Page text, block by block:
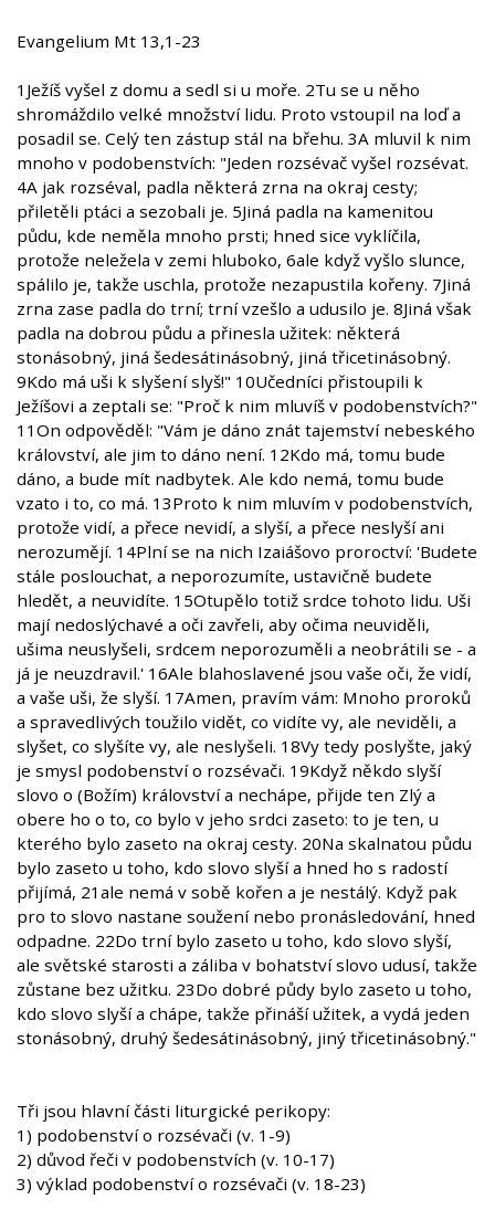
Evangelium Mt 13,1-23
1Ježíš vyšel z domu a sedl si u moře. 2Tu se u něho
shromáždilo velké množství lidu. Proto vstoupil na loď a
posadil se. Celý ten zástup stál na břehu. 3A mluvil k nim
mnoho v podobenstvích: "Jeden rozsévač vyšel rozsévat.
4A jak rozséval, padla některá zrna na okraj cesty;
přiletěli ptáci a sezobali je. 5Jiná padla na kamenitou
půdu, kde neměla mnoho prsti; hned sice vyklíčila,
protože neležela v zemi hluboko, 6ale když vyšlo slunce,
spálilo je, takže uschla, protože nezapustila kořeny. 7Jiná
zrna zase padla do trní; trní vzešlo a udusilo je. 8Jiná však
padla na dobrou půdu a přinesla užitek: některá
stonásobný, jiná šedesátinásobný, jiná třicetinásobný.
9Kdo má uši k slyšení slyš!" 10Učedníci přistoupili k
Ježíšovi a zeptali se: "Proč k nim mluvíš v podobenstvích?"
11On odpověděl: "Vám je dáno znát tajemství nebeského
království, ale jim to dáno není. 12Kdo má, tomu bude
dáno, a bude mít nadbytek. Ale kdo nemá, tomu bude
vzato i to, co má. 13Proto k nim mluvím v podobenstvích,
protože vidí, a přece nevidí, a slyší, a přece neslyší ani
nerozumějí. 14Plní se na nich Izaiášovo proroctví: 'Budete
stále poslouchat, a neporozumíte, ustavičně budete
hledět, a neuvidíte. 15Otupělo totiž srdce tohoto lidu. Uši
mají nedoslýchavé a oči zavřeli, aby očima neuviděli,
ušima neuslyšeli, srdcem neporozuměli a neobrátili se - a
já je neuzdravil.' 16Ale blahoslavené jsou vaše oči, že vidí,
a vaše uši, že slyší. 17Amen, pravím vám: Mnoho proroků
a spravedlivých toužilo vidět, co vidíte vy, ale neviděli, a
slyšet, co slyšíte vy, ale neslyšeli. 18Vy tedy poslyšte, jaký
je smysl podobenství o rozsévači. 19Když někdo slyší
slovo o (Božím) království a nechápe, přijde ten Zlý a
obere ho o to, co bylo v jeho srdci zaseto: to je ten, u
kterého bylo zaseto na okraj cesty. 20Na skalnatou půdu
bylo zaseto u toho, kdo slovo slyší a hned ho s radostí
přijímá, 21ale nemá v sobě kořen a je nestálý. Když pak
pro to slovo nastane soužení nebo pronásledování, hned
odpadne. 22Do trní bylo zaseto u toho, kdo slovo slyší,
ale světské starosti a záliba v bohatství slovo udusí, takže
zůstane bez užitku. 23Do dobré půdy bylo zaseto u toho,
kdo slovo slyší a chápe, takže přináší užitek, a vydá jeden
stonásobný, druhý šedesátinásobný, jiný třicetinásobný."
Tři jsou hlavní části liturgické perikopy:
1) podobenství o rozsévači (v. 1-9)
2) důvod řeči v podobenstvích (v. 10-17)
3) výklad podobenství o rozsévači (v. 18-23)